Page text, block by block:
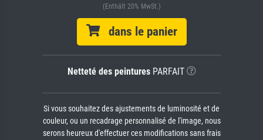
(Enthält 20% MwSt.)
dans le panier
Netteté des peinturesPARFAIT
Si vous souhaitez des ajustements de luminosité et de
couleur, ou un recadrage personnalisé de l'image, nous
serons heureux d'effectuer ces modifications sans frais